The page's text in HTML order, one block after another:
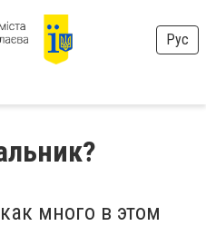
Рус
много в этом